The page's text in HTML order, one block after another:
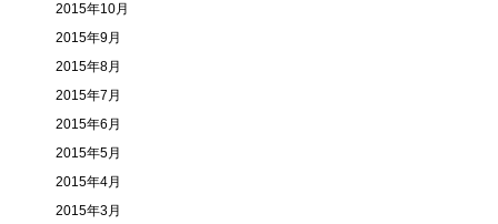
2015年10月
2015年9月
2015年8月
2015年7月
2015年6月
2015年5月
2015年4月
2015年3月